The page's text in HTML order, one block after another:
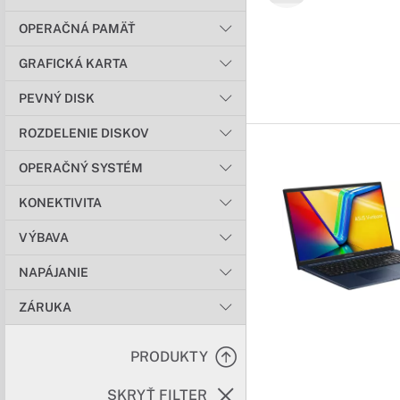
OPERAČNÁ PAMÄŤ
GRAFICKÁ KARTA
PEVNÝ DISK
ROZDELENIE DISKOV
OPERAČNÝ SYSTÉM
KONEKTIVITA
VÝBAVA
NAPÁJANIE
ZÁRUKA
PRODUKTY
SKRYŤ FILTER